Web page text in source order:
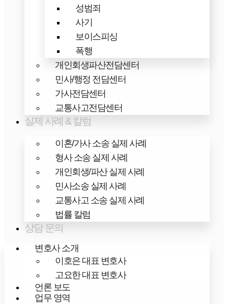
성범죄
사기
보이스피싱
폭행
개인회생파산전담센터
민사/행정 전담센터
가사전담센터
교통사고전담센터
실제 사례 & 칼럼
이혼/가사 소송 실제 사례
형사 소송 실제 사례
개인회생/파산 실제 사례
민사소송 실제 사례
교통사고 소송 실제 사례
법률 칼럼
상담 문의
변호사 소개
이호은 대표 변호사
고요한 대표 변호사
언론 보도
업무 영역